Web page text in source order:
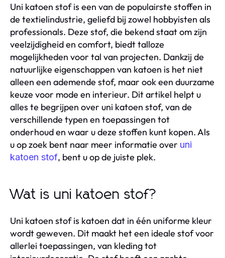
Uni katoen stof is een van de populairste stoffen in
de textielindustrie, geliefd bij zowel hobbyisten als
professionals. Deze stof, die bekend staat om zijn
veelzijdigheid en comfort, biedt talloze
mogelijkheden voor tal van projecten. Dankzij de
natuurlijke eigenschappen van katoen is het niet
alleen een ademende stof, maar ook een duurzame
keuze voor mode en interieur. Dit artikel helpt u
alles te begrijpen over uni katoen stof, van de
verschillende typen en toepassingen tot
onderhoud en waar u deze stoffen kunt kopen. Als
u op zoek bent naar meer informatie over uni
katoen stof, bent u op de juiste plek.
Wat is uni katoen stof?
Uni katoen stof is katoen dat in één uniforme kleur
wordt geweven. Dit maakt het een ideale stof voor
allerlei toepassingen, van kleding tot